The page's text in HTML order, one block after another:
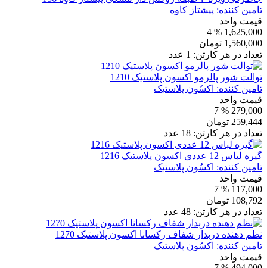
تامین کننده: پیشتاز کاوه
قیمت واحد
1,625,000
% 4
1,560,000 تومان
تعداد در هر کارتن: 1 عدد
توالت شور پالرمو اکسون پلاستیک 1210
تامین کننده: اکسُون پلاستیک
قیمت واحد
279,000
% 7
259,444 تومان
تعداد در هر کارتن: 18 عدد
گیره لباس 12 عددی اکسون پلاستیک 1216
تامین کننده: اکسُون پلاستیک
قیمت واحد
117,000
% 7
108,792 تومان
تعداد در هر کارتن: 48 عدد
نظم دهنده دربدار شفاف رکسانا اکسون پلاستیک 1270
تامین کننده: اکسُون پلاستیک
قیمت واحد